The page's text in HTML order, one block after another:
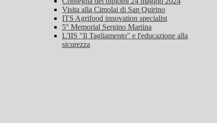
Visita alla Cimolai di San Quirino
ITS Agrifood innovation specialist
5° Memorial Sergino Martina
L'IIS "Il Tagliamento" e l'educazione alla
sicurezza